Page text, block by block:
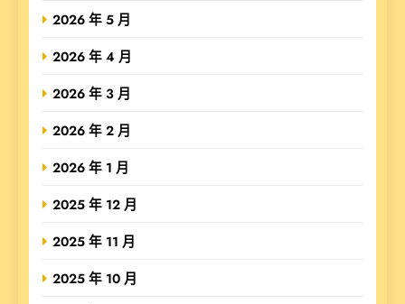
2026 年 5 月
2026 年 4 月
2026 年 3 月
2026 年 2 月
2026 年 1 月
2025 年 12 月
2025 年 11 月
2025 年 10 月